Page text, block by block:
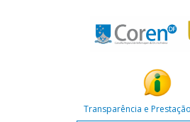
Transparência e